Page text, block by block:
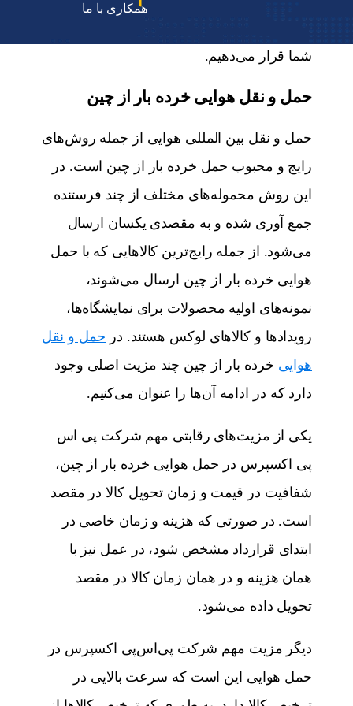
همکاری با ما
شما قرار می‌دهیم.
حمل و نقل هوایی خرده بار از چین
حمل و نقل بین المللی هوایی از جمله روش‌های
رایج و محبوب حمل خرده بار از چین است. در
این روش محموله‌های مختلف از چند فرستنده
جمع آوری شده و به مقصدی یکسان ارسال
می‌شود. از جمله رایج‌ترین کالاهایی که با حمل
هوایی خرده بار از چین ارسال می‌شوند،
نمونه‌های اولیه محصولات برای نمایشگاه‌ها،
رویدادها و کالاهای لوکس هستند. در حمل و نقل
هوایی خرده بار از چین چند مزیت اصلی وجود
دارد که در ادامه آن‌ها را عنوان می‌کنیم.
یکی از مزیت‌های رقابتی مهم شرکت پی اس
پی اکسپرس در حمل هوایی خرده بار از چین،
شفافیت در قیمت و زمان تحویل کالا در مقصد
است. در صورتی که هزینه و زمان خاصی در
ابتدای قرارداد مشخص شود، در عمل نیز با
همان هزینه و در همان زمان کالا در مقصد
تحویل داده می‌شود.
دیگر مزیت مهم شرکت پی‌اس‌پی اکسپرس در
حمل هوایی این است که سرعت بالایی در